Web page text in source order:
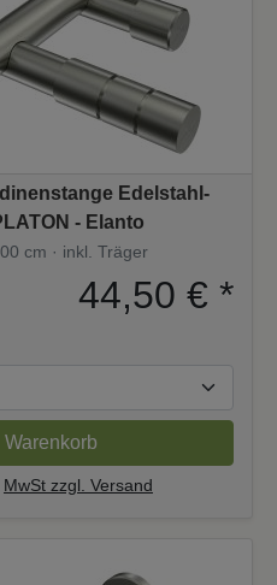
Edelstahl-
- Elanto
cm · inkl. Träger
44,50 € *
Warenkorb
MwSt zzgl. Versand